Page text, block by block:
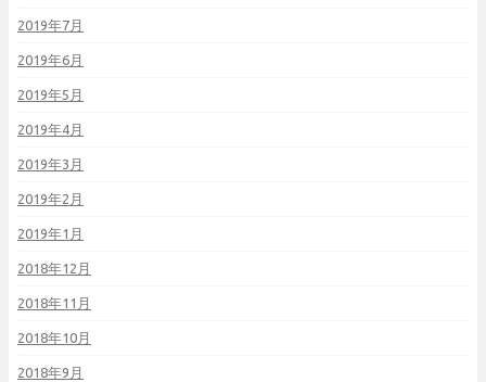
2019年7月
2019年6月
2019年5月
2019年4月
2019年3月
2019年2月
2019年1月
2018年12月
2018年11月
2018年10月
2018年9月